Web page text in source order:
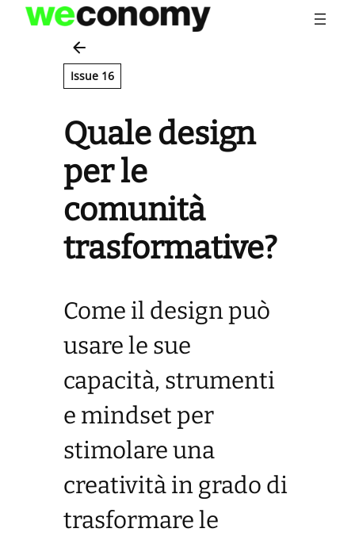
Vai
contenuto
Issue 16
Quale design
per le
comunità
trasformative?
Come il design può
usare le sue
capacità, strumenti
e mindset per
stimolare una
creatività in grado di
trasformare le